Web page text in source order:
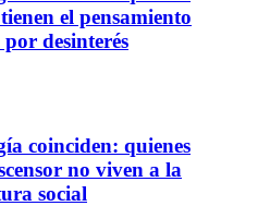
el pensamiento
desinterés
coinciden: quienes
no viven a la
social